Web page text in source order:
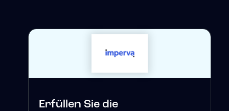
Erfüllen Sie die